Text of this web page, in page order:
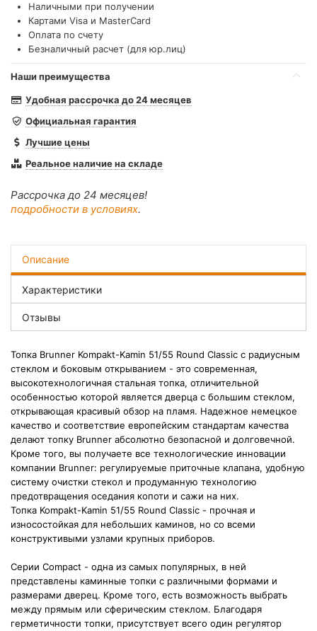
Наличными при получении
Картами Visa и MasterCard
Оплата по счету
Безналичный расчет (для юр.лиц)
Наши преимущества
Удобная рассрочка до 24 месяцев
Официальная гарантия
Лучшие цены
Реальное наличие на складе
Рассрочка до 24 месяцев!
подробности в условиях.
Описание
Характеристики
Отзывы
Топка Brunner Kompakt-Kamin 51/55 Round Classic с радиусным
стеклом и боковым открыванием - это современная,
высокотехнологичная стальная топка, отличительной
особенностью которой является дверца с большим стеклом,
открывающая красивый обзор на пламя. Надежное немецкое
качество и соответствие европейским стандартам качества
делают топку Brunner абсолютно безопасной и долговечной.
Кроме того, вы получаете все технологические инновации
компании Brunner: регулируемые приточные клапана, удобную
систему очистки стекол и продуманную технологию
предотвращения оседания копоти и сажи на них.
Топка Kompakt-Kamin 51/55 Round Classic - прочная и
износостойкая для небольших каминов, но со всеми
конструктивыми узлами крупных приборов.
Серии Compact - одна из самых популярных, в ней
представлены каминные топки с различными формами и
размерами дверец. Кроме того, есть возможность выбрать
между прямым или сферическим стеклом. Благодаря
герметичности топки, присутствует всего один регулятор